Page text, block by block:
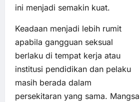
ini menjadi semakin kuat.
Keadaan menjadi lebih rumit
apabila gangguan seksual
berlaku di tempat kerja atau
institusi pendidikan dan pelaku
masih berada dalam
persekitaran yang sama. Mangsa